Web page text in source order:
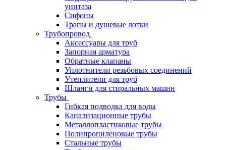
унитаза
Сифоны
Трапы и душевые лотки
Трубопровод
Аксессуары для труб
Запорная арматура
Обратные клапаны
Уплотнители резьбовых соединений
Утеплители для труб
Шланги для стиральных машин
Трубы
Гибкая подводка для воды
Канализационные трубы
Металлопластиковые трубы
Полипропиленовые трубы
Стальные трубы